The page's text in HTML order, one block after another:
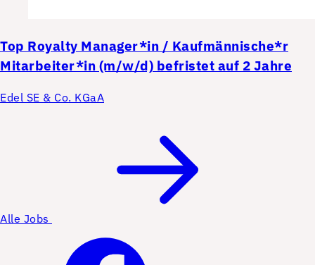
Top Royalty Manager*in / Kaufmännische*r
Mitarbeiter*in (m/w/d) befristet auf 2 Jahre
Edel SE & Co. KGaA
Alle Jobs